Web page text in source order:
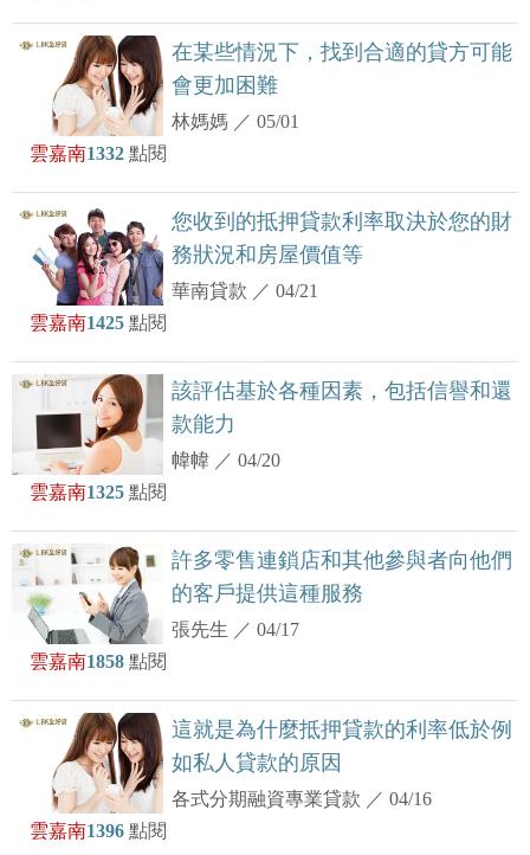
在某些情況下，找到合適的貸方可能
會更加困難
林媽媽 ／05/01
雲嘉南1332 點閱
您收到的抵押貸款利率取決於您的財
務狀況和房屋價值等
華南貸款 ／04/21
雲嘉南1425 點閱
該評估基於各種因素，包括信譽和還
款能力
幃幃 ／04/20
雲嘉南1325 點閱
許多零售連鎖店和其他參與者向他們
的客戶提供這種服務
張先生 ／04/17
雲嘉南1858 點閱
這就是為什麼抵押貸款的利率低於例
如私人貸款的原因
各式分期融資專業貸款 ／04/16
雲嘉南1396 點閱